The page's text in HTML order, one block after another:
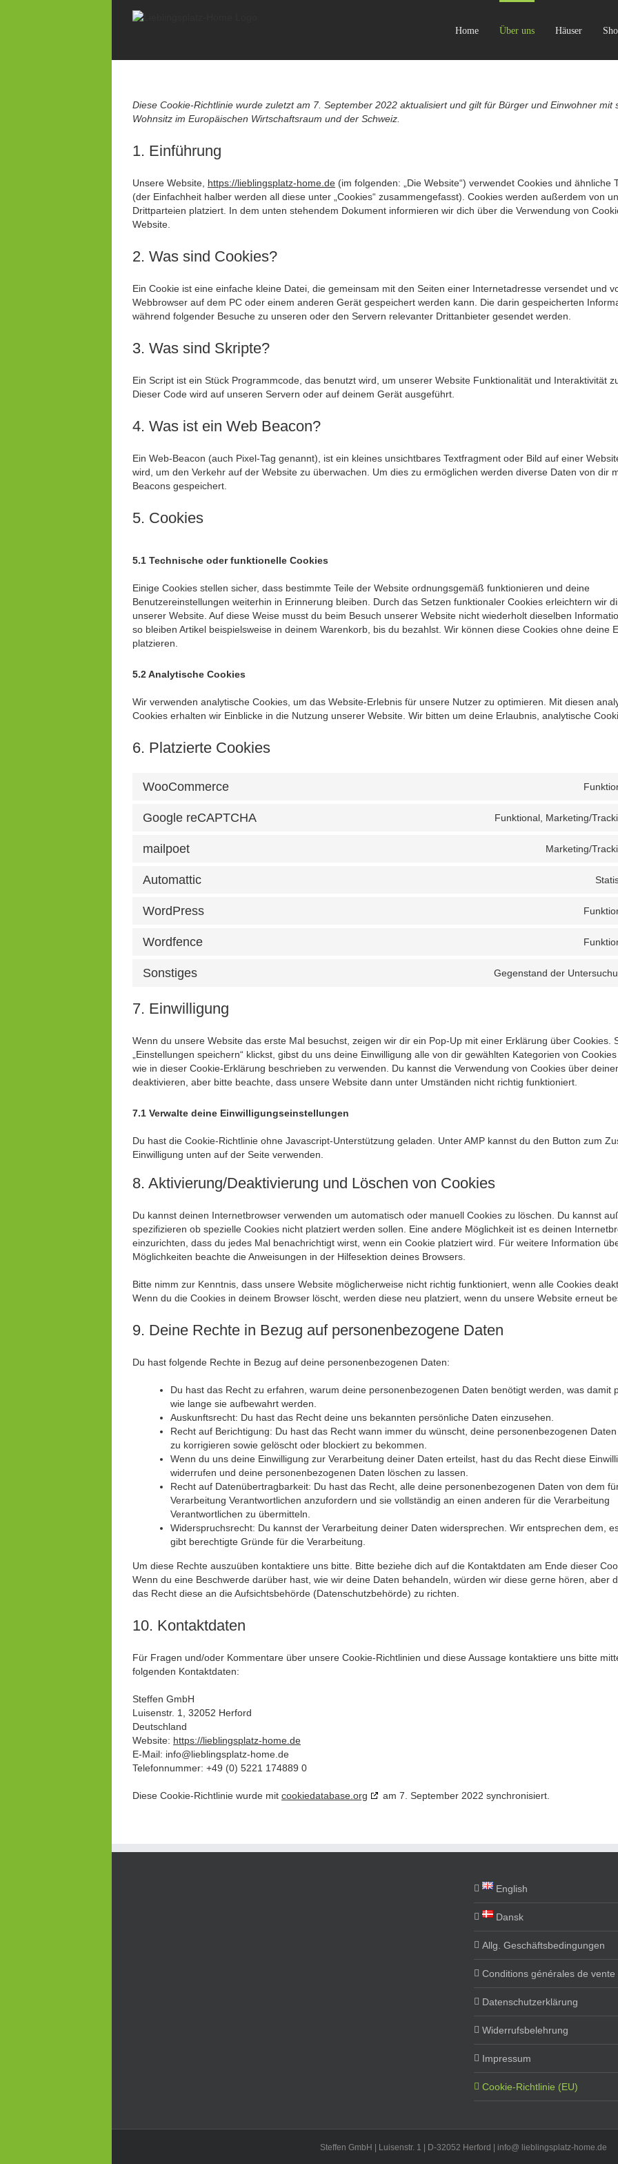
Home Über uns Häuser
Diese Cookie-Richtlinie wurde zuletzt am 7. September 2022 aktualisiert und gilt für Bürger und Einwohner mit
Wohnsitz im Europäischen Wirtschaftsraum und der Schweiz.
1. Einführung
Unsere Website, https://lieblingsplatz-home.de (im folgenden: „Die Website“) verwendet Cookies und ähnliche
(der Einfachheit halber werden all diese unter „Cookies“ zusammengefasst). Cookies werden außerdem von
Drittparteien platziert. In dem unten stehendem Dokument informieren wir dich über die Verwendung von
Website.
2. Was sind Cookies?
Ein Cookie ist eine einfache kleine Datei, die gemeinsam mit den Seiten einer Internetadresse versendet und
Webbrowser auf dem PC oder einem anderen Gerät gespeichert werden kann. Die darin gespeicherten
während folgender Besuche zu unseren oder den Servern relevanter Drittanbieter gesendet werden.
3. Was sind Skripte?
Ein Script ist ein Stück Programmcode, das benutzt wird, um unserer Website Funktionalität und Interaktivität
Dieser Code wird auf unseren Servern oder auf deinem Gerät ausgeführt.
4. Was ist ein Web Beacon?
Ein Web-Beacon (auch Pixel-Tag genannt), ist ein kleines unsichtbares Textfragment oder Bild auf einer
wird, um den Verkehr auf der Website zu überwachen. Um dies zu ermöglichen werden diverse Daten von dir
Beacons gespeichert.
5. Cookies
5.1 Technische oder funktionelle Cookies
Einige Cookies stellen sicher, dass bestimmte Teile der Website ordnungsgemäß funktionieren und deine
Benutzereinstellungen weiterhin in Erinnerung bleiben. Durch das Setzen funktionaler Cookies erleichtern wir
unserer Website. Auf diese Weise musst du beim Besuch unserer Website nicht wiederholt dieselben
so bleiben Artikel beispielsweise in deinem Warenkorb, bis du bezahlst. Wir können diese Cookies ohne deine
platzieren.
5.2 Analytische Cookies
Wir verwenden analytische Cookies, um das Website-Erlebnis für unsere Nutzer zu optimieren. Mit diesen
Cookies erhalten wir Einblicke in die Nutzung unserer Website. Wir bitten um deine Erlaubnis, analytische
6. Platzierte Cookies
WooCommerce
Google reCAPTCHA Funktional, Marketing/
mailpoet Marketing/
Automattic
WordPress
Wordfence
Sonstiges Gegenstand der
7. Einwilligung
Wenn du unsere Website das erste Mal besuchst, zeigen wir dir ein Pop-Up mit einer Erklärung über Cookies.
„Einstellungen speichern“ klickst, gibst du uns deine Einwilligung alle von dir gewählten Kategorien von
wie in dieser Cookie-Erklärung beschrieben zu verwenden. Du kannst die Verwendung von Cookies über
deaktivieren, aber bitte beachte, dass unsere Website dann unter Umständen nicht richtig funktioniert.
7.1 Verwalte deine Einwilligungseinstellungen
Du hast die Cookie-Richtlinie ohne Javascript-Unterstützung geladen. Unter AMP kannst du den Button zum
Einwilligung unten auf der Seite verwenden.
8. Aktivierung/Deaktivierung und Löschen von Cookies
Du kannst deinen Internetbrowser verwenden um automatisch oder manuell Cookies zu löschen. Du kannst
spezifizieren ob spezielle Cookies nicht platziert werden sollen. Eine andere Möglichkeit ist es deinen
einzurichten, dass du jedes Mal benachrichtigt wirst, wenn ein Cookie platziert wird. Für weitere Information
Möglichkeiten beachte die Anweisungen in der Hilfesektion deines Browsers.
Bitte nimm zur Kenntnis, dass unsere Website möglicherweise nicht richtig funktioniert, wenn alle Cookies
Wenn du die Cookies in deinem Browser löscht, werden diese neu platziert, wenn du unsere Website erneut
9. Deine Rechte in Bezug auf personenbezogene Daten
Du hast folgende Rechte in Bezug auf deine personenbezogenen Daten:
Du hast das Recht zu erfahren, warum deine personenbezogenen Daten benötigt werden, was damit
wie lange sie aufbewahrt werden.
Auskunftsrecht: Du hast das Recht deine uns bekannten persönliche Daten einzusehen.
Recht auf Berichtigung: Du hast das Recht wann immer du wünscht, deine personenbezogenen Daten
zu korrigieren sowie gelöscht oder blockiert zu bekommen.
Wenn du uns deine Einwilligung zur Verarbeitung deiner Daten erteilst, hast du das Recht diese
widerrufen und deine personenbezogenen Daten löschen zu lassen.
Recht auf Datenübertragbarkeit: Du hast das Recht, alle deine personenbezogenen Daten von dem
Verarbeitung Verantwortlichen anzufordern und sie vollständig an einen anderen für die Verarbeitung
Verantwortlichen zu übermitteln.
Widerspruchsrecht: Du kannst der Verarbeitung deiner Daten widersprechen. Wir entsprechen dem,
gibt berechtigte Gründe für die Verarbeitung.
Um diese Rechte auszuüben kontaktiere uns bitte. Bitte beziehe dich auf die Kontaktdaten am Ende dieser
Wenn du eine Beschwerde darüber hast, wie wir deine Daten behandeln, würden wir diese gerne hören, aber
das Recht diese an die Aufsichtsbehörde (Datenschutzbehörde) zu richten.
10. Kontaktdaten
Für Fragen und/oder Kommentare über unsere Cookie-Richtlinien und diese Aussage kontaktiere uns bitte
folgenden Kontaktdaten:
Steffen GmbH
Luisenstr. 1, 32052 Herford
Deutschland
Website: https://lieblingsplatz-home.de
E-Mail: info@lieblingsplatz-home.de
Telefonnummer: +49 (0) 5221 174889 0
Diese Cookie-Richtlinie wurde mit cookiedatabase.org am 7. September 2022 synchronisiert.
English
Dansk
Allg. Geschäftsbedingungen
Conditions générales de vente
Datenschutzerklärung
Widerrufsbelehrung
Impressum
Cookie-Richtlinie (EU)
Steffen GmbH | Luisenstr. 1 | D-32052 Herford | info@ lieblingsplatz-home.de